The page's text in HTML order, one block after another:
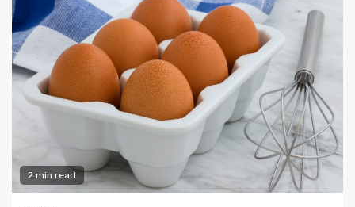
2 min read